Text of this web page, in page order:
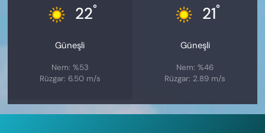
22°
Güneşli
Nem: %53
Rüzgar: 6.50 m/s
21°
Güneşli
Nem: %46
Rüzgar: 2.89 m/s